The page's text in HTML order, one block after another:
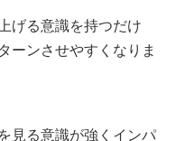
げる意識を持つだけ
ーンさせやすくなりま
見る意識が強くインパ